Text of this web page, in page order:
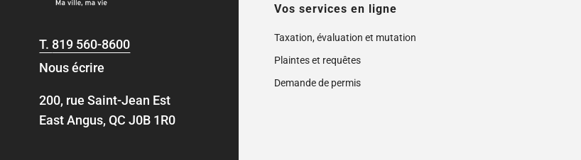
T. 819 560-8600
Nous écrire
200, rue Saint-Jean Est
East Angus, QC J0B 1R0
Vos services en ligne
Taxation, évaluation et mutation
Plaintes et requêtes
Demande de permis